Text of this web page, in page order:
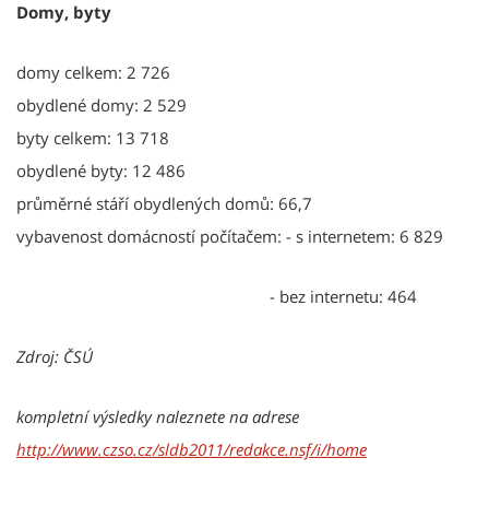
Domy, byty
domy celkem: 2 726
obydlené domy: 2 529
byty celkem: 13 718
obydlené byty: 12 486
průměrné stáří obydlených domů: 66,7
​​​​​​​vybavenost domácností počítačem: - s internetem: 6 829
- bez internetu: 464
Zdroj: ČSÚ
kompletní výsledky naleznete na adrese
http://www.czso.cz/sldb2011/redakce.nsf/i/home